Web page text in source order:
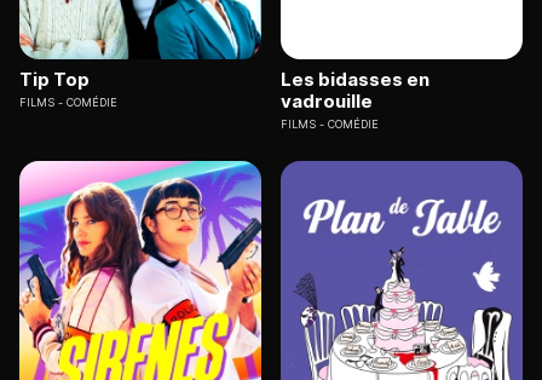
Tip Top
FILMS COMÉDIE
Les bidasses en
vadrouille
FILMS COMÉDIE